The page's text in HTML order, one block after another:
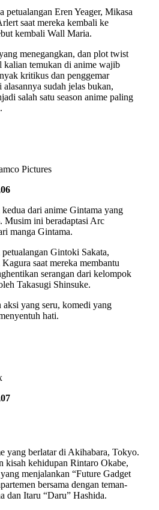
petualangan Eren Yeager, Mikasa
saat mereka kembali ke
kembali Wall Maria.
menegangkan, dan plot twist
kalian temukan di anime wajib
kritikus dan penggemar
sudah jelas bukan,
salah satu season anime paling
Pictures
kedua dari anime Gintama yang
Musim ini beradaptasi Arc
manga Gintama.
Gintoki Sakata,
saat mereka membantu
serangan dari kelompok
Takasugi Shinsuke.
yang seru, komedi yang
hati.
yang berlatar di Akihabara, Tokyo.
kisah kehidupan Rintaro Okabe,
menjalankan “Future Gadget
bersama dengan teman-
dan Itaru “Daru” Hashida.